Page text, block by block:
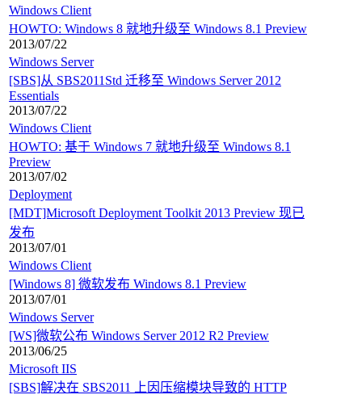
Windows Client
HOWTO: Windows 8 就地升级至 Windows 8.1 Preview
2013/07/22
Windows Server
[SBS]从 SBS2011Std 迁移至 Windows Server 2012
Essentials
2013/07/22
Windows Client
HOWTO: 基于 Windows 7 就地升级至 Windows 8.1
Preview
2013/07/02
Deployment
[MDT]Microsoft Deployment Toolkit 2013 Preview 现已
发布
2013/07/01
Windows Client
[Windows 8] 微软发布 Windows 8.1 Preview
2013/07/01
Windows Server
[WS]微软公布 Windows Server 2012 R2 Preview
2013/06/25
Microsoft IIS
[SBS]解决在 SBS2011 上因压缩模块导致的 HTTP